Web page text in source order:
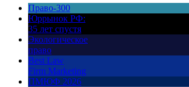
Право-300
Юррынок РФ:
35 лет спустя
Экологическое
право
Best Law
Firm Marketing
ПМЮФ 2026